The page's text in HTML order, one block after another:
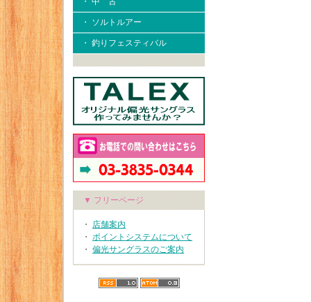
・ ソルトルアー
・ 釣りフェスティバル
▼ フリーページ
・ 店舗案内
・ ポイントシステムについて
・ 偏光サングラスのご案内